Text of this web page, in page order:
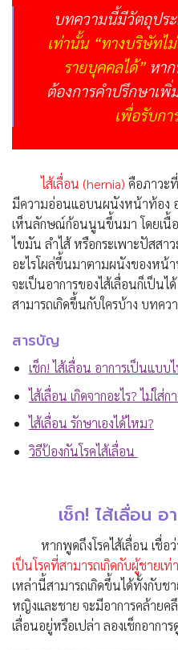
บทความนี้มีวัตถุปร
เท่านั้น “ทางบริษัทไ
รายบุคคลได้” หา
ต้องการคำปรึกษาเพิ่
เพื่อรับก
ไส้เลื่อน (hernia) คือภาวะ
มีความอ่อนแอบนผนังหน้าท้อง
เห็นลักษณ์ก้อนนูนขึ้นมา โดยเนื้อ
ไขมัน ลำไส้ หรือกระเพาะปัสสา
อะไรโผล่ขึ้นมาตามผนังของหน้
จะเป็นอาการของไส้เลื่อนก็เป็นไ
สามารถเกิดขึ้นกับใครบ้าง บทค
สารบัญ
เช็ก! ไส้เลื่อน อาการเป็นแบบ
ไส้เลื่อน เกิดจากอะไร? ไม่ใส่
ไส้เลื่อน รักษาเองได้ไหม?
วิธีป้องกันโรคไส้เลื่อน
เช็ก! ไส้เลื่อน อ
หากพูดถึงโรคไส้เลื่อน เชื่อว่
เป็นโรคที่สามารถเกิดกับผู้ชายเ
เหล่านี้สามารถเกิดขึ้นได้ทั้งกับช
หญิงและชาย จะมีอาการคล้ายค
เลื่อนอยู่หรือเปล่า ลองเช็กอาการ